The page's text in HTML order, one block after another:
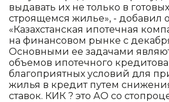
выдавать их не только в
строящемся жилье», - добавил
«Казахстанская ипотечная
на финансовом рынке с
Основными ее задачами
объемов ипотечного
благоприятных условий для
жилья в кредит путем
ставок. КИК ? это АО со